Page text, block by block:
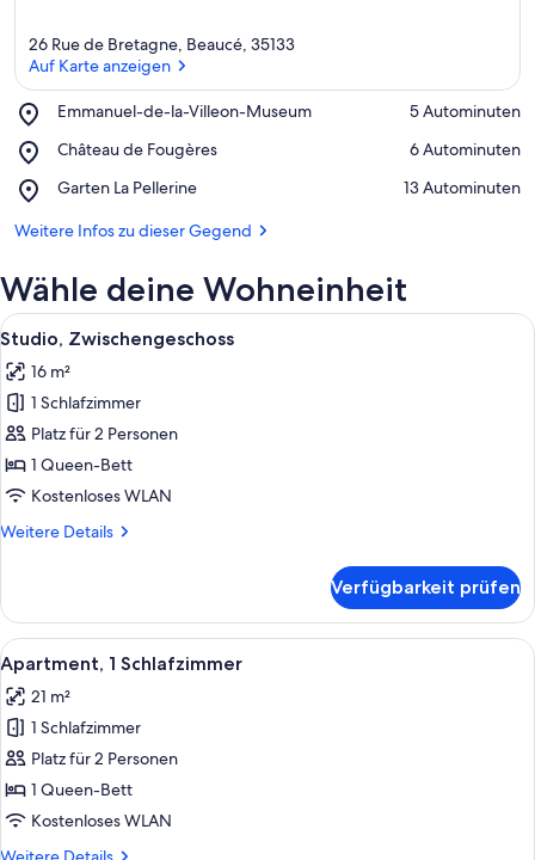
26 Rue de Bretagne, Beaucé, 35133
Auf Karte anzeigen
Emmanuel-de-la-Villeon-Museum
Place,
de-
Villeon-
‪5 Autominuten‬
Château de Fougères
Place,
de
‪6 Autominuten‬
Garten La Pellerine
Place,
La
‪13 Autominuten‬
Weitere Infos zu dieser Gegend
Wähle deine Wohneinheit
Alle
Fotos
für
Studio,
Zwischengeschoss
anzeigen
Ein Schlafzimmer mit Bett, Kissen,
3
Studio, Zwischengeschoss
16 m²
1 Schlafzimmer
Platz für 2 Personen
1 Queen-Bett
Kostenloses WLAN
Weitere Details
Weitere
Zwischengeschoss
Verfügbarkeit prüfen
Alle
Fotos
für
Apartment,
1
Schlafzimmer
anzeigen
Ein Schlafzimmer mit Bett, Kissen
4
Apartment, 1 Schlafzimmer
21 m²
1 Schlafzimmer
Platz für 2 Personen
1 Queen-Bett
Kostenloses WLAN
Weitere